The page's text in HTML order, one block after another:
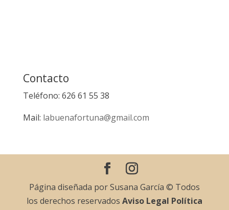
Contacto
Teléfono: 626 61 55 38
Mail: labuenafortuna@gmail.com
Página diseñada por Susana García © Todos
los derechos reservados Aviso Legal Política